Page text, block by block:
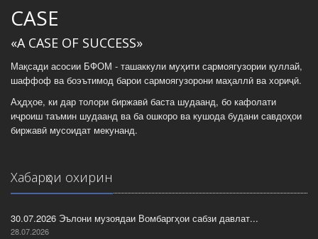
CASE
«A CASE OF SUCCESS»
Мақсади асосии БФОМ - ташаккули муҳити сармоягузории қуллай,
шаффоф ва боэътимод барои сармоягузорони маҳаллӣ ва хориҷӣ.
Аҳдҳое, ки дар толори биржавӣ баста шудаанд, бо кафолати
иҷроиш таъмин шудаанд ва ба ошкоро ва кушода будани савдоҳои
биржавӣ мусоидат мекунанд.
Хабарҳои охирин
30.07.2026 Эълони музоядаи Вомбаргҳои сабзи давлат...
28.07.2026